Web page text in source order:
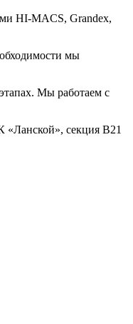
HI-MACS, Grandex,
мы
Мы работаем с
«Ланской», секция В21